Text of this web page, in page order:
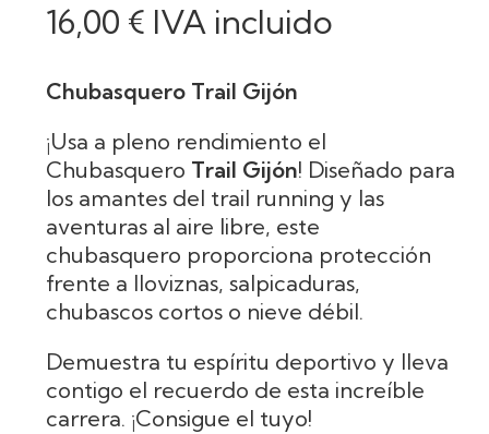
16,00 € IVA incluido
Chubasquero Trail Gijón
¡Usa a pleno rendimiento el
Chubasquero Trail Gijón! Diseñado para
los amantes del trail running y las
aventuras al aire libre, este
chubasquero proporciona protección
frente a lloviznas, salpicaduras,
chubascos cortos o nieve débil.
Demuestra tu espíritu deportivo y lleva
contigo el recuerdo de esta increíble
carrera. ¡Consigue el tuyo!